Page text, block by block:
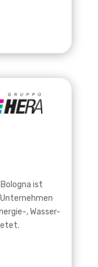
ist
, Wasser-